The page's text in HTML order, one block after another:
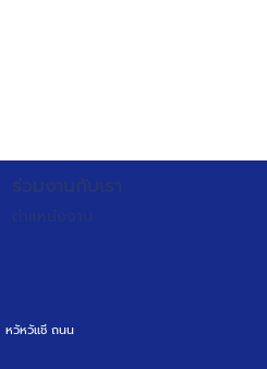
หวัหวัเเชี ถนน